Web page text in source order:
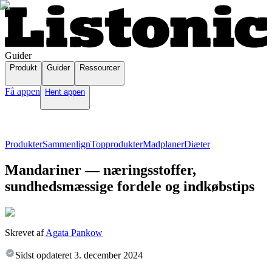
Guider
Produkt Guider Ressourcer
Få appen Hent appen
ProdukterSammenlignTopprodukterMadplanerDiæter
Mandariner — næringsstoffer,
sundhedsmæssige fordele og indkøbstips
Skrevet af Agata Pankow
Sidst opdateret 3. december 2024